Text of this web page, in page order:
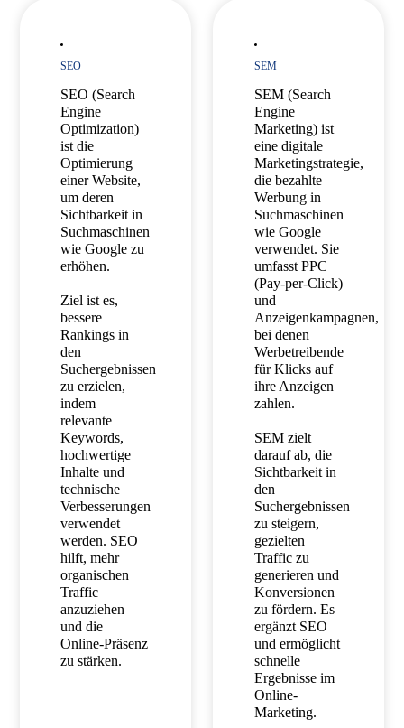
SEO
SEO (Search
Engine
Optimization)
ist die
Optimierung
einer Website,
um deren
Sichtbarkeit in
Suchmaschinen
wie Google zu
erhöhen.
Ziel ist es,
bessere
Rankings in
den
Suchergebnissen
zu erzielen,
indem
relevante
Keywords,
hochwertige
Inhalte und
technische
Verbesserungen
verwendet
werden. SEO
hilft, mehr
organischen
Traffic
anzuziehen
und die
Online-Präsenz
zu stärken.
SEM
SEM (Search
Engine
Marketing) ist
eine digitale
Marketingstrategie,
die bezahlte
Werbung in
Suchmaschinen
wie Google
verwendet. Sie
umfasst PPC
(Pay-per-Click)
und
Anzeigenkampagnen,
bei denen
Werbetreibende
für Klicks auf
ihre Anzeigen
zahlen.
SEM zielt
darauf ab, die
Sichtbarkeit in
den
Suchergebnissen
zu steigern,
gezielten
Traffic zu
generieren und
Konversionen
zu fördern. Es
ergänzt SEO
und ermöglicht
schnelle
Ergebnisse im
Online-
Marketing.